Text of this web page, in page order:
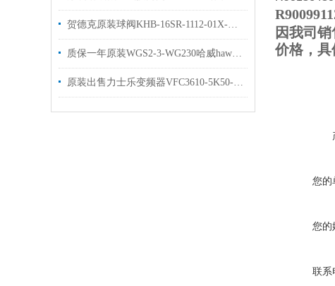
贺德克原装球阀KHB-16SR-1112-01X-A直销高压球阀KHB
质保一年原装WGS2-3-WG230哈威hawe换向阀
原装出售力士乐变频器VFC3610-5K50-3P4-MNA
因我司
价格，具
您的
您的
联系